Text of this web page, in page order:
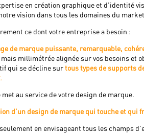
en création graphique et d’identité
vision dans tous les domaines du
ce dont votre entreprise a besoin :
de marque puissante, remarquable,
millimétrée alignée sur vos besoins et
qui se décline sur tous types de supports
.
met au service de votre design de marque.
d’un design de marque qui touche et qui
en envisageant tous les champs